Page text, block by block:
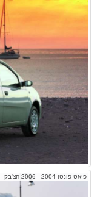
פיאט פונטו 2004 - 2006 הצ'בק - מבט מלפנים